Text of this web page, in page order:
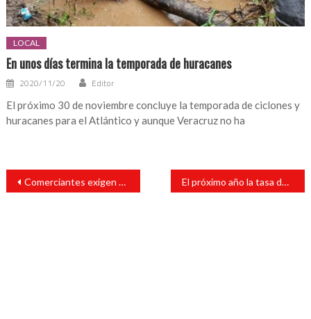
LOCAL
En unos días termina la temporada de huracanes
2020/11/20 Editor
El próximo 30 de noviembre concluye la temporada de ciclones y
huracanes para el Atlántico y aunque Veracruz no ha
Navegación
entradas
Comerciantes exigen a autoridades demolición del Mercado 5 de Febrero El próximo año la tasa de interés podría alcanzar niveles de 11.5%, asegura especialista